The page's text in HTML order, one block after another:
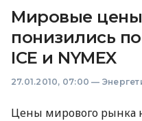
Мировые
понизились
ICE и NYMEX
27.01.2010, 07:00 —
Цены мирового рынка